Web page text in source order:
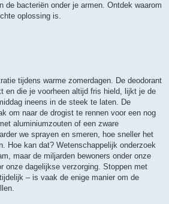
de bacteriën onder je armen. Ontdek waarom
oplossing is.
tijdens warme zomerdagen. De deodorant
en die je voorheen altijd fris hield, lijkt je de
ineens in de steek te laten. De
om naar de drogist te rennen voor een nog
aluminiumzouten of een zware
we sprayen en smeren, hoe sneller het
Hoe kan dat? Wetenschappelijk onderzoek
maar de miljarden bewoners onder onze
onze dagelijkse verzorging. Stoppen met
– is vaak de enige manier om de